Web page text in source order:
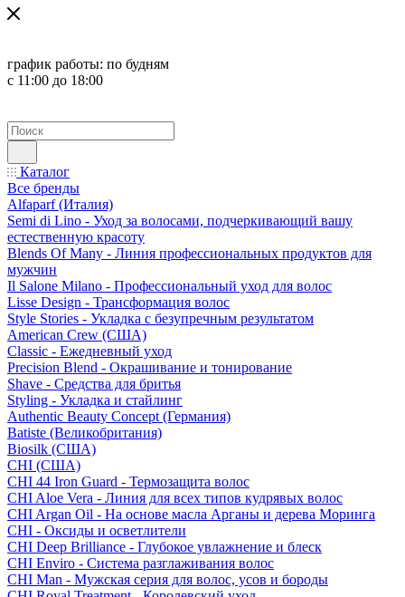
график работы: по будням
с 11:00 до 18:00
Каталог
Все бренды
Alfaparf (Италия)
Semi di Lino - Уход за волосами, подчеркивающий вашу
естественную красоту
Blends Of Many - Линия профессиональных продуктов для
мужчин
Il Salone Milano - Профессиональный уход для волос
Lisse Design - Трансформация волос
Style Stories - Укладка с безупречным результатом
American Crew (США)
Classic - Ежедневный уход
Precision Blend - Окрашивание и тонирование
Shave - Средства для бритья
Styling - Укладка и стайлинг
Authentic Beauty Concept (Германия)
Batiste (Великобритания)
Biosilk (США)
CHI (США)
CHI 44 Iron Guard - Термозащита волос
CHI Aloe Vera - Линия для всех типов кудрявых волос
CHI Argan Oil - На основе масла Арганы и дерева Моринга
CHI - Оксиды и осветлители
CHI Deep Brilliance - Глубокое увлажнение и блеск
CHI Enviro - Система разглаживания волос
CHI Man - Мужская серия для волос, усов и бороды